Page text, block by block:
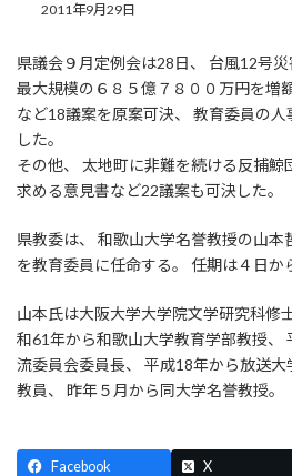
2011年9月29日
県議会９月定例会は28日、 台風12号
最大規模の６８５億７８００万円を増
など18議案を原案可決、 教育委員の
した。
その他、 太地町に非難を続ける反捕鯨
求める意見書など22議案も可決した。
県教委は、 和歌山大学名誉教授の山本
を教育委員に任命する。 任期は４日か
山本氏は大阪大学大学院文学研究科修
和61年から和歌山大学教育学部教授、
流委員会委員長、 平成18年から放送
教員、 昨年５月から同大学名誉教授。
Facebook X